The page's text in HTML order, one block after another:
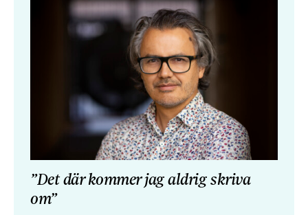
”Det där kommer jag aldrig skriva
om”